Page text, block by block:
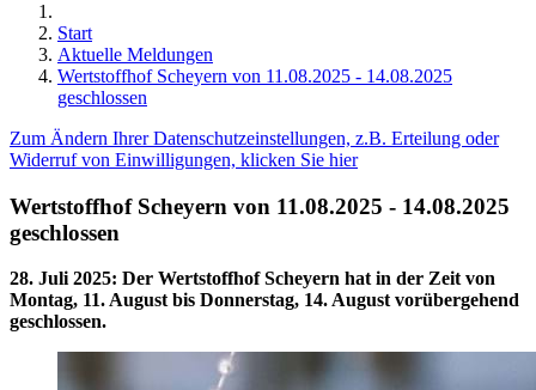
Start
Aktuelle Meldungen
Wertstoffhof Scheyern von 11.08.2025 - 14.08.2025
geschlossen
Zum Ändern Ihrer Datenschutzeinstellungen, z.B. Erteilung oder
Widerruf von Einwilligungen, klicken Sie hier
Wertstoffhof Scheyern von 11.08.2025 - 14.08.2025
geschlossen
28. Juli 2025: Der Wertstoffhof Scheyern hat in der Zeit von
Montag, 11. August bis Donnerstag, 14. August vorübergehend
geschlossen.